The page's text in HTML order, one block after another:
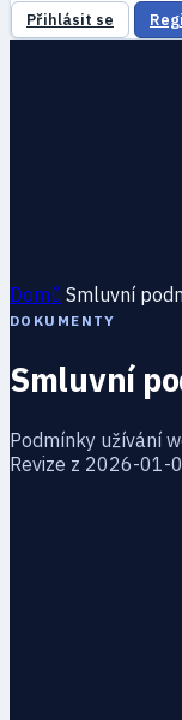
Přihlásit se
Domů Smluvní
DOKUMENTY
Smluvní
Podmínky užívání
Revize z 2026-01-